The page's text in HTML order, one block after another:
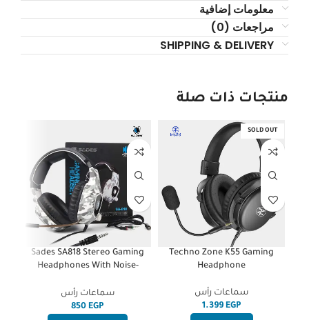
معلومات إضافية
مراجعات (0)
SHIPPING & DELIVERY
منتجات ذات صلة
SOLD OUT
Techno Zone K55 Gaming
Headphone
سماعات رأس
EGP
Sades SA818 Stereo Gaming
Headphones With Noise-
سماعات رأس
EGP